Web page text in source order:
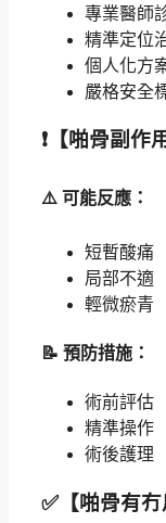
專業醫師
精準定位
個人化方
嚴格安全
❗【啪骨副作
⚠️ 可能反應：
短暫酸痛
局部不適
輕微瘀青
📝 預防措施：
術前評估
精準操作
術後護理
✅【啪骨有